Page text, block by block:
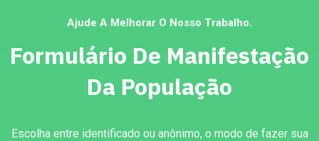
Ajude A Melhorar O Nosso Trabalho.
Formulário De Manifestação
Da População
Escolha entre identificado ou anônimo, o modo de fazer sua